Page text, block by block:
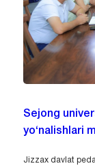
Sejong
yo‘nalishlari
Jizzax davlat